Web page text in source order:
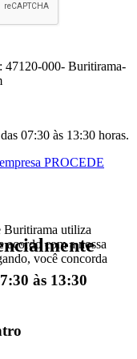
às 13:30
47120-000- Buritirama-
07:30 às 13:30 horas.
Buritirama utiliza
acordo com a nossa
você concorda